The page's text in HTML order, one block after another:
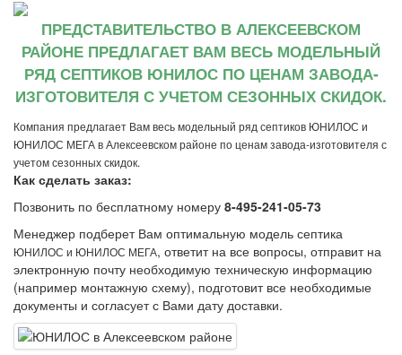
ПРЕДСТАВИТЕЛЬСТВО В АЛЕКСЕЕВСКОМ
РАЙОНЕ ПРЕДЛАГАЕТ ВАМ ВЕСЬ МОДЕЛЬНЫЙ
РЯД СЕПТИКОВ ЮНИЛОС ПО ЦЕНАМ ЗАВОДА-
ИЗГОТОВИТЕЛЯ С УЧЕТОМ СЕЗОННЫХ СКИДОК.
Компания предлагает Вам весь модельный ряд септиков ЮНИЛОС и
ЮНИЛОС МЕГА в Алексеевском районе по ценам завода-изготовителя с
учетом сезонных скидок.
Как сделать заказ:
Позвонить по бесплатному номеру 8-495-241-05-73
Менеджер подберет Вам оптимальную модель септика
ЮНИЛОС и ЮНИЛОС МЕГА, ответит на все вопросы, отправит на
электронную почту необходимую техническую информацию
(например монтажную схему), подготовит все необходимые
документы и согласует с Вами дату доставки.